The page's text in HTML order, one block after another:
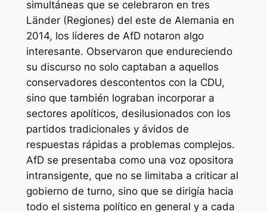
simultáneas que se celebraron en tres
Länder (Regiones) del este de Alemania en
2014, los líderes de AfD notaron algo
interesante. Observaron que endureciendo
su discurso no solo captaban a aquellos
conservadores descontentos con la CDU,
sino que también lograban incorporar a
sectores apolíticos, desilusionados con los
partidos tradicionales y ávidos de
respuestas rápidas a problemas complejos.
AfD se presentaba como una voz opositora
intransigente, que no se limitaba a criticar al
gobierno de turno, sino que se dirigía hacia
todo el sistema político en general y a cada